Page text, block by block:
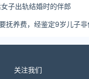
子出轨结婚时的伴郎
抚养费，经鉴定9岁儿子
关注我们